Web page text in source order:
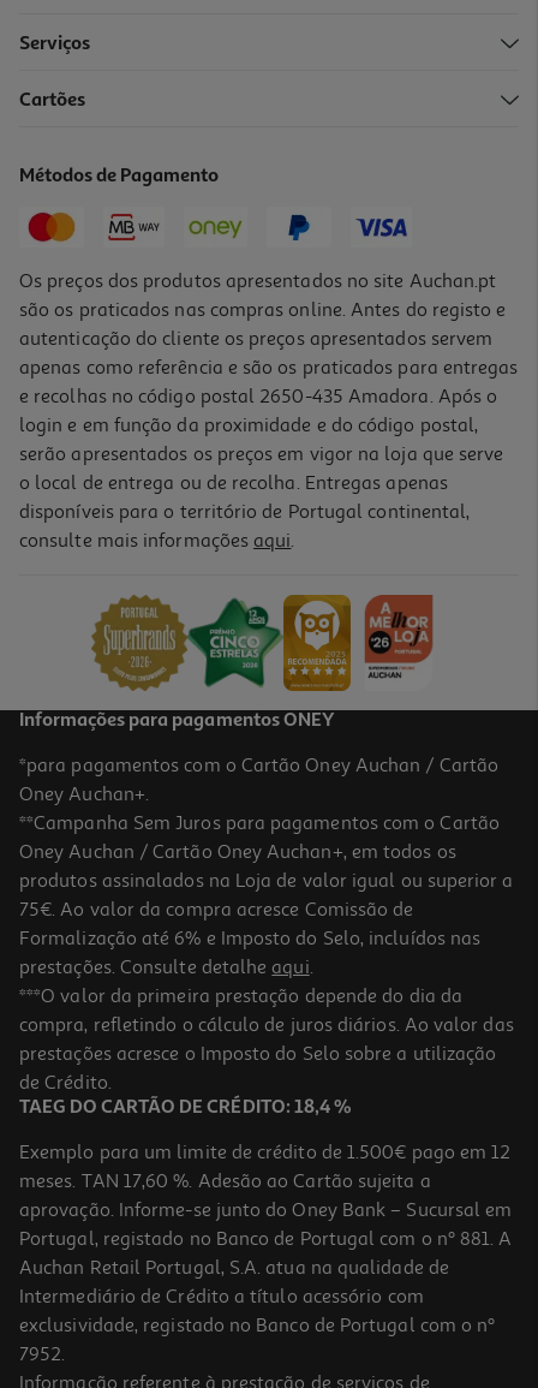
16,50 € PVP de editor
-10%
Livro O Prazer De Ser
PVP de editor
16,20 €
-10%
Livro Sentidos De Nuno Lobo Antunes
22.41 €/un
24,90 € PVP de editor
22,41 €
-10%
Serviços
Cartões
Métodos de Pagamento
Os preços dos produtos apresentados no site Auchan.pt
são os praticados nas compras online. Antes do registo e
autenticação do cliente os preços apresentados servem
apenas como referência e são os praticados para entregas
e recolhas no código postal 2650-435 Amadora. Após o
login e em função da proximidade e do código postal,
serão apresentados os preços em vigor na loja que serve
o local de entrega ou de recolha. Entregas apenas
disponíveis para o território de Portugal continental,
consulte mais informações aqui.
Informações para pagamentos ONEY
*para pagamentos com o Cartão Oney Auchan / Cartão
Oney Auchan+.
**Campanha Sem Juros para pagamentos com o Cartão
Oney Auchan / Cartão Oney Auchan+, em todos os
produtos assinalados na Loja de valor igual ou superior a
75€. Ao valor da compra acresce Comissão de
Formalização até 6% e Imposto do Selo, incluídos nas
prestações. Consulte detalhe aqui.
***O valor da primeira prestação depende do dia da
compra, refletindo o cálculo de juros diários. Ao valor das
prestações acresce o Imposto do Selo sobre a utilização
de Crédito.
TAEG DO CARTÃO DE CRÉDITO: 18,4 %
Exemplo para um limite de crédito de 1.500€ pago em 12
meses. TAN 17,60 %. Adesão ao Cartão sujeita a
aprovação. Informe-se junto do Oney Bank – Sucursal em
Portugal, registado no Banco de Portugal com o nº 881. A
Auchan Retail Portugal, S.A. atua na qualidade de
Intermediário de Crédito a título acessório com
exclusividade, registado no Banco de Portugal com o nº
7952.
Informação referente à prestação de serviços de